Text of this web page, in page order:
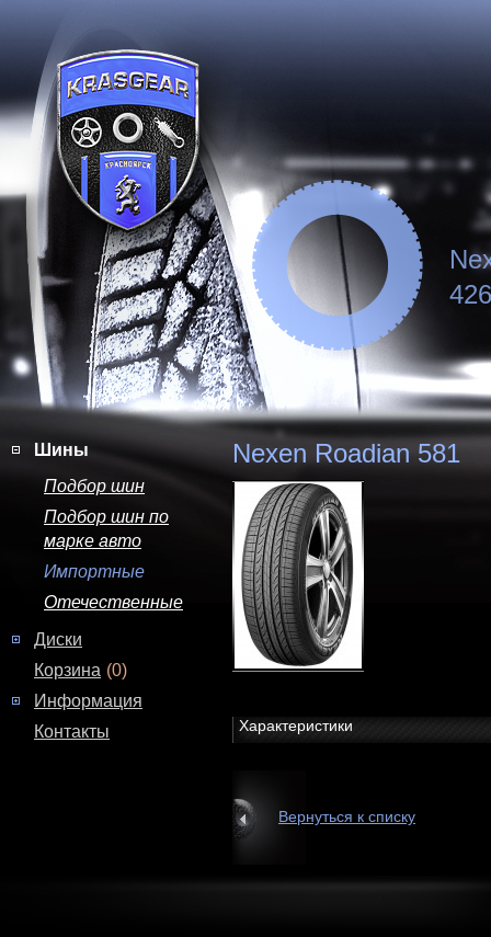
Шины
Подбор шин
Подбор шин по
марке авто
Импортные
Отечественные
Диски
Корзина (0)
Информация
Контакты
Nexen Roadian 581
Характеристики
Вернуться к списку